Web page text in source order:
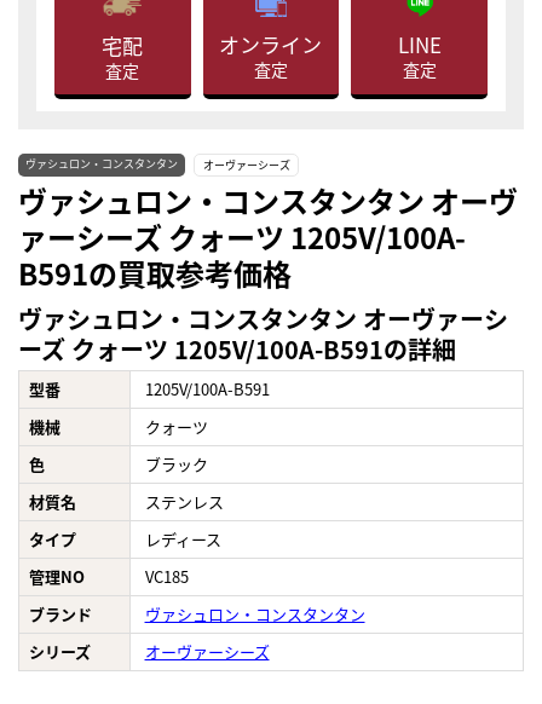
宅配
査定
オンライン
査定
LINE
査定
ヴァシュロン・コンスタンタン オーヴァーシーズ
ヴァシュロン・コンスタンタン オーヴ
ァーシーズ クォーツ 1205V/100A-
B591の買取参考価格
ヴァシュロン・コンスタンタン オーヴァーシ
ーズ クォーツ 1205V/100A-B591の詳細
型番
1205V/100A-B591
機械
クォーツ
色
ブラック
材質名
ステンレス
タイプ
レディース
管理NO
VC185
ブランド
ヴァシュロン・コンスタンタン
シリーズ
オーヴァーシーズ